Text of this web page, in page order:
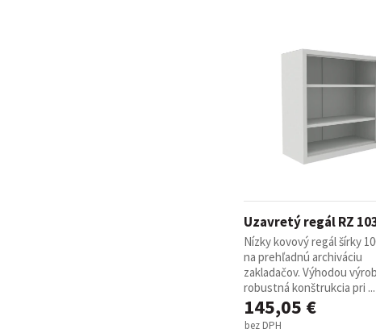
Uzavretý regál RZ
Nízky kovový regál šírky
na prehľadnú archiváciu
zakladačov. Výhodou
robustná konštrukcia pri ...
145,05 €
bez DPH